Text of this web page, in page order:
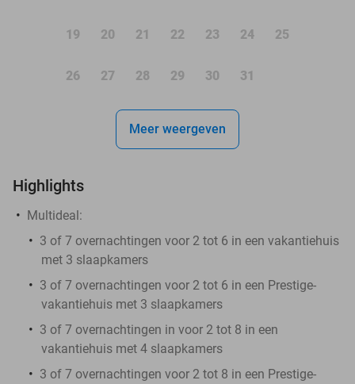
19 20 21 22 23 24 25
26 27 28 29 30 31
Meer weergeven
Highlights
Multideal:
3 of 7 overnachtingen voor 2 tot 6 in een vakantiehuis
met 3 slaapkamers
3 of 7 overnachtingen voor 2 tot 6 in een Prestige-
vakantiehuis met 3 slaapkamers
3 of 7 overnachtingen in voor 2 tot 8 in een
vakantiehuis met 4 slaapkamers
3 of 7 overnachtingen voor 2 tot 8 in een Prestige-